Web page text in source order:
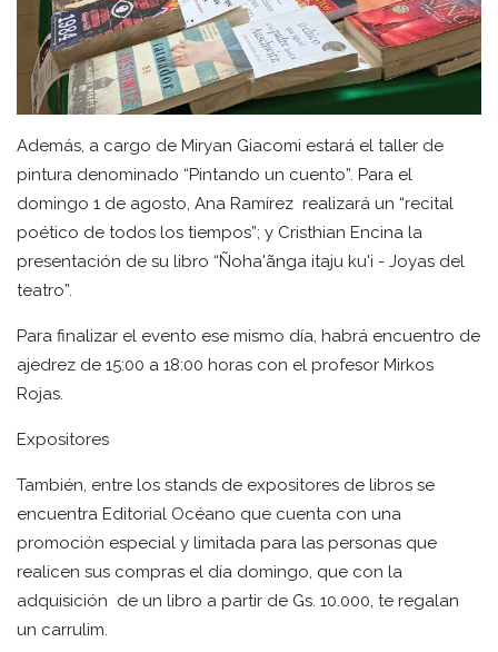
Además, a cargo de Miryan Giacomi estará el taller de
pintura denominado “Pintando un cuento”. Para el
domingo 1 de agosto, Ana Ramírez realizará un “recital
poético de todos los tiempos”; y Cristhian Encina la
presentación de su libro “Ñoha'ãnga itaju ku'i - Joyas del
teatro”.
Para finalizar el evento ese mismo día, habrá encuentro de
ajedrez de 15:00 a 18:00 horas con el profesor Mirkos
Rojas.
Expositores
También, entre los stands de expositores de libros se
encuentra Editorial Océano que cuenta con una
promoción especial y limitada para las personas que
realicen sus compras el día domingo, que con la
adquisición de un libro a partir de Gs. 10.000, te regalan
un carrulim.